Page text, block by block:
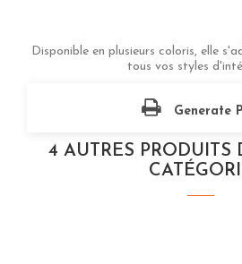
Disponible en plusieurs coloris, elle
tous vos styles
Generate
4 AUTRES PRODUITS